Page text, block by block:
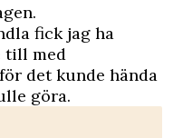
fick jag ha
till med
det kunde hända
göra.